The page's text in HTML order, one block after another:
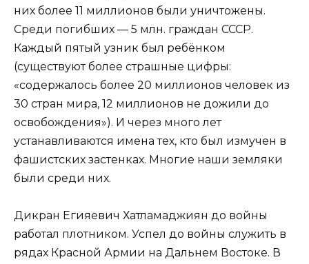
них более 11 миллионов были уничтожены.
Среди погибших — 5 млн. граждан СССР.
Каждый пятый узник был ребёнком
(существуют более страшные цифры:
«содержалось более 20 миллионов человек из
30 стран мира, 12 миллионов не дожили до
освобождения»). И через много лет
устанавливаются имена тех, кто был измучен в
фашистских застенках. Многие наши земляки
были среди них.
Дикран Егияевич Хатламаджиян до войны
работал плотником. Успел до войны служить в
рядах Красной Армии на Дальнем Востоке. В